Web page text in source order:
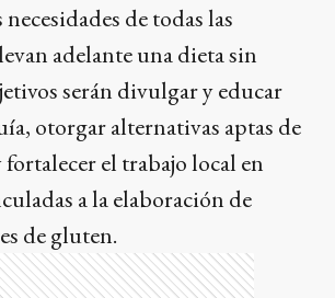
de todas las
adelante una dieta sin
serán divulgar y educar
otorgar alternativas aptas de
el trabajo local en
a la elaboración de
de gluten.